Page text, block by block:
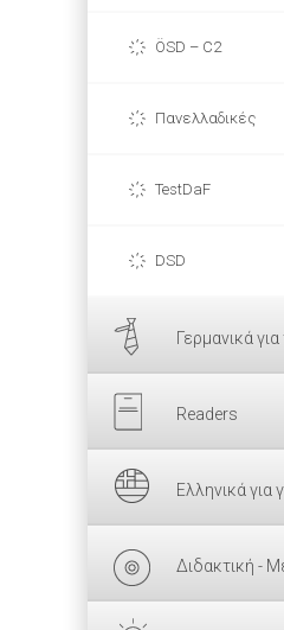
ÖSD – C2
Πανελλαδικές
TestDaF
DSD
Γερμανικά
Readers
Ελληνικά
Διδακτική -